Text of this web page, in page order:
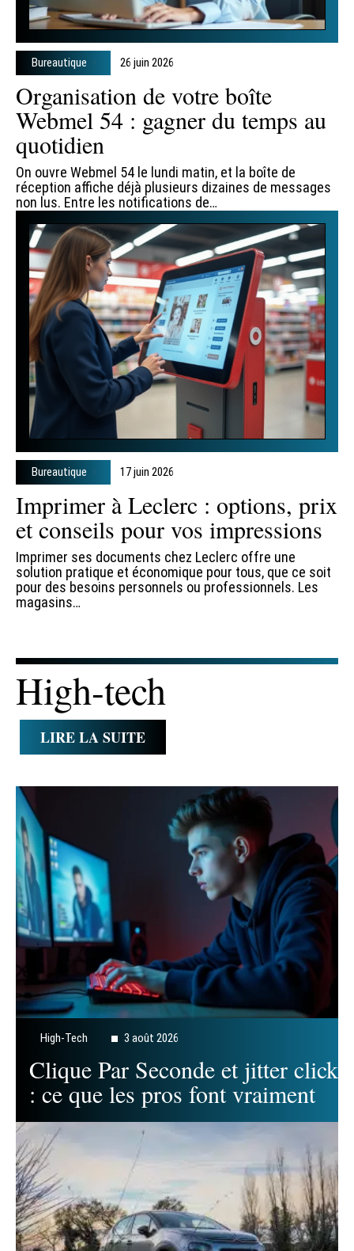
Bureautique 26 juin 2026
Organisation de votre boîte
Webmel 54 : gagner du temps au
quotidien
On ouvre Webmel 54 le lundi matin, et la boîte de
réception affiche déjà plusieurs dizaines de messages
non lus. Entre les notifications de…
Bureautique 17 juin 2026
Imprimer à Leclerc : options, prix
et conseils pour vos impressions
Imprimer ses documents chez Leclerc offre une
solution pratique et économique pour tous, que ce soit
pour des besoins personnels ou professionnels. Les
magasins…
High-tech
LIRE LA SUITE
High-Tech 3 août 2026
Clique Par Seconde et jitter click
: ce que les pros font vraiment